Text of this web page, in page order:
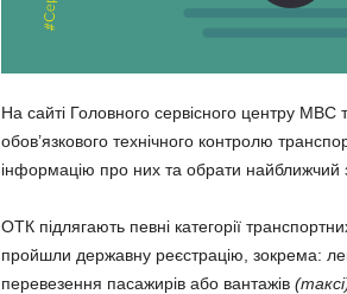
На сайті Головного сервісного центру
обов’язкового технічного контролю
інформацію про них та обрати найближчий
ОТК підлягають певні категорії
пройшли державну реєстрацію, зокрема:
перевезення пасажирів або вантажів